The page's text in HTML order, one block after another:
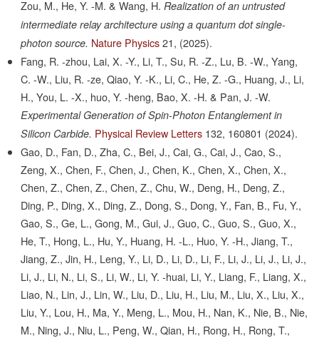
Zou, M., He, Y. -M. & Wang, H. Realization of an untrusted
intermediate relay architecture using a quantum dot single-
photon source. Nature Physics 21, (2025).
Fang, R. -zhou, Lai, X. -Y., Li, T., Su, R. -Z., Lu, B. -W., Yang,
C. -W., Liu, R. -ze, Qiao, Y. -K., Li, C., He, Z. -G., Huang, J., Li,
H., You, L. -X., huo, Y. -heng, Bao, X. -H. & Pan, J. -W.
Experimental Generation of Spin-Photon Entanglement in
Silicon Carbide. Physical Review Letters 132, 160801 (2024).
Gao, D., Fan, D., Zha, C., Bei, J., Cai, G., Cai, J., Cao, S.,
Zeng, X., Chen, F., Chen, J., Chen, K., Chen, X., Chen, X.,
Chen, Z., Chen, Z., Chen, Z., Chu, W., Deng, H., Deng, Z.,
Ding, P., Ding, X., Ding, Z., Dong, S., Dong, Y., Fan, B., Fu, Y.,
Gao, S., Ge, L., Gong, M., Gui, J., Guo, C., Guo, S., Guo, X.,
He, T., Hong, L., Hu, Y., Huang, H. -L., Huo, Y. -H., Jiang, T.,
Jiang, Z., Jin, H., Leng, Y., Li, D., Li, D., Li, F., Li, J., Li, J., Li, J.,
Li, J., Li, N., Li, S., Li, W., Li, Y. -huai, Li, Y., Liang, F., Liang, X.,
Liao, N., Lin, J., Lin, W., Liu, D., Liu, H., Liu, M., Liu, X., Liu, X.,
Liu, Y., Lou, H., Ma, Y., Meng, L., Mou, H., Nan, K., Nie, B., Nie,
M., Ning, J., Niu, L., Peng, W., Qian, H., Rong, H., Rong, T.,